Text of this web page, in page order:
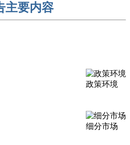
主要内容
政策环境
细分市场